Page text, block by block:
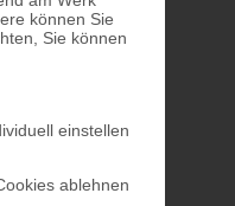
können Sie
Sie können
einstellen
ablehnen